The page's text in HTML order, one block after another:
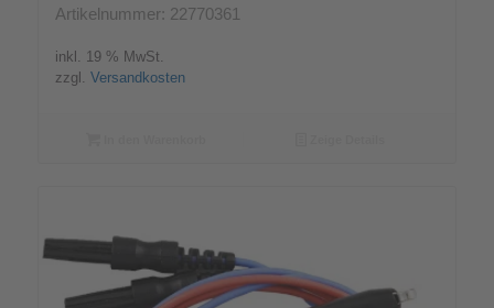
Artikelnummer: 22770361
inkl. 19 % MwSt.
zzgl. Versandkosten